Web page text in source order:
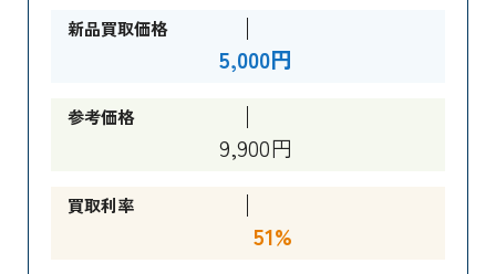
新品買取価格
5,000円
参考価格
9,900円
買取利率
51%